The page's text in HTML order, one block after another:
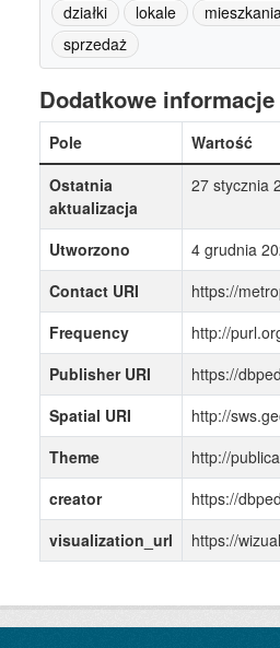
działki lokale
sprzedaż
Dodatkowe informacje
Pole
Wartość
Ostatnia
aktualizacja
27 stycznia
Utworzono
4 grudnia
Contact URI
https://
Frequency
http://
Publisher URI
https://
Spatial URI
http://
Theme
http://
creator
https://
visualization_url
https://